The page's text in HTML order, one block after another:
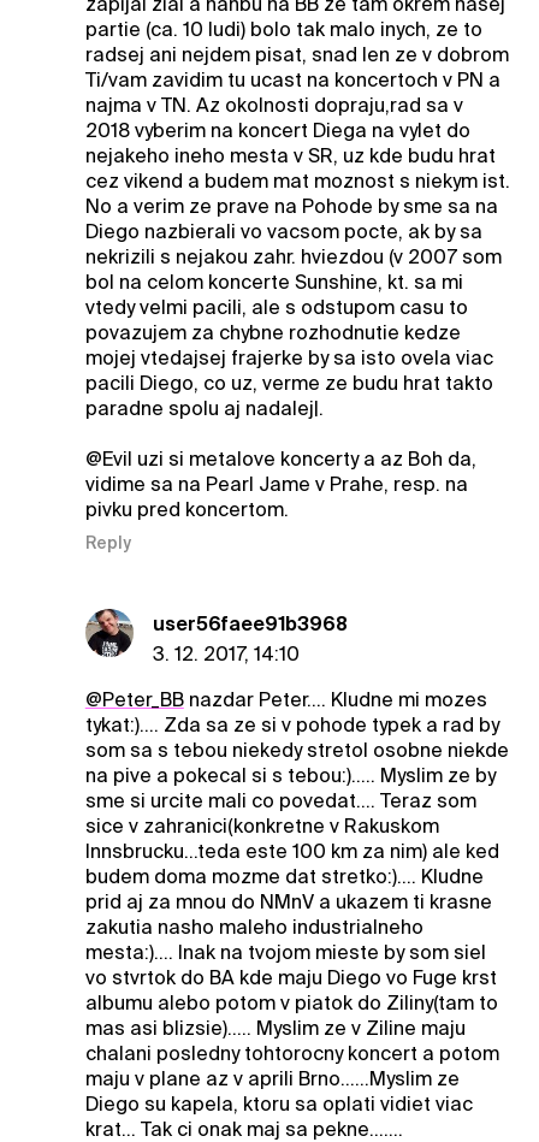
partie (ca. 10 ludi) bolo tak malo inych, ze to
radsej ani nejdem pisat, snad len ze v dobrom
Ti/vam zavidim tu ucast na koncertoch v PN a
najma v TN. Az okolnosti dopraju,rad sa v
2018 vyberim na koncert Diega na vylet do
nejakeho ineho mesta v SR, uz kde budu hrat
cez vikend a budem mat moznost s niekym ist.
No a verim ze prave na Pohode by sme sa na
Diego nazbierali vo vacsom pocte, ak by sa
nekrizili s nejakou zahr. hviezdou (v 2007 som
bol na celom koncerte Sunshine, kt. sa mi
vtedy velmi pacili, ale s odstupom casu to
povazujem za chybne rozhodnutie kedze
mojej vtedajsej frajerke by sa isto ovela viac
pacili Diego, co uz, verme ze budu hrat takto
paradne spolu aj nadalej|.
@Evil uzi si metalove koncerty a az Boh da,
vidime sa na Pearl Jame v Prahe, resp. na
pivku pred koncertom.
Reply
user56faee91b3968
3. 12. 2017, 14:10
@Peter_BBnazdar Peter.... Kludne mi mozes
tykat:).... Zda sa ze si v pohode typek a rad by
som sa s tebou niekedy stretol osobne niekde
na pive a pokecal si s tebou:)..... Myslim ze by
sme si urcite mali co povedat.... Teraz som
sice v zahranici(konkretne v Rakuskom
Innsbrucku...teda este 100 km za nim) ale ked
budem doma mozme dat stretko:).... Kludne
prid aj za mnou do NMnV a ukazem ti krasne
zakutia nasho maleho industrialneho
mesta:).... Inak na tvojom mieste by som siel
vo stvrtok do BA kde maju Diego vo Fuge krst
albumu alebo potom v piatok do Ziliny(tam to
mas asi blizsie)..... Myslim ze v Ziline maju
chalani posledny tohtorocny koncert a potom
maju v plane az v aprili Brno......Myslim ze
Diego su kapela, ktoru sa oplati vidiet viac
krat... Tak ci onak maj sa pekne.......